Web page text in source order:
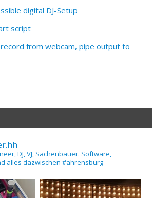
digital DJ-Setup
script
from webcam, pipe output to
DJ, VJ, Sachenbauer. Software,
alles dazwischen #ahrensburg